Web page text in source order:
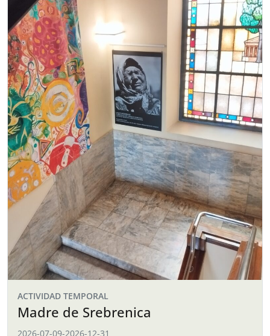
ACTIVIDAD TEMPORAL
Madre de Srebrenica
2026-07-09-2026-12-31